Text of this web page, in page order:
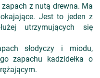
z nutą drewna. Ma
Jest to jeden z
utrzymujących się
słodyczy i miodu,
zapachu kadzidełka o